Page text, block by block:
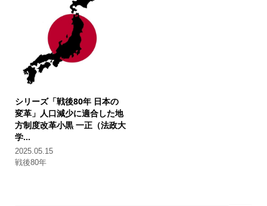
シリーズ「戦後80年 日本の
変革」 人口減少に適合した地
方制度改革小黒 一正（法政大
学...
2025.05.15
戦後80年